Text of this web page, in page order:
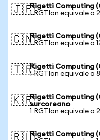
🇯🇵Rigetti Computing
1 RGTIon equivale a
🇨🇳Rigetti Computing
1 RGTIon equivale a
🇹🇷Rigetti Computing
1 RGTIon equivale a
🇰🇷Rigetti Computing
surcoreano
1 RGTIon equivale a
Rigetti Computing